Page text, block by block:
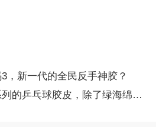
，新一代的全民反手神胶？
乒乓球胶皮，除了绿海绵还有什么不同